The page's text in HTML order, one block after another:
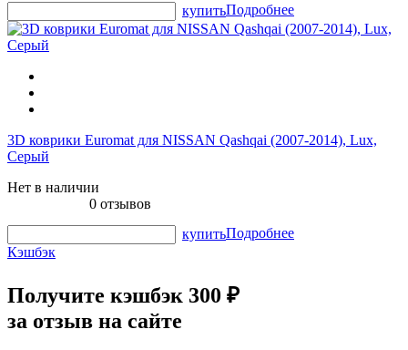
купитьПодробнее
3D коврики Euromat для NISSAN Qashqai (2007-2014), Lux,
Серый
Нет в наличии
0 отзывов
купитьПодробнее
Кэшбэк
Получите кэшбэк 300 ₽
за отзыв на сайте